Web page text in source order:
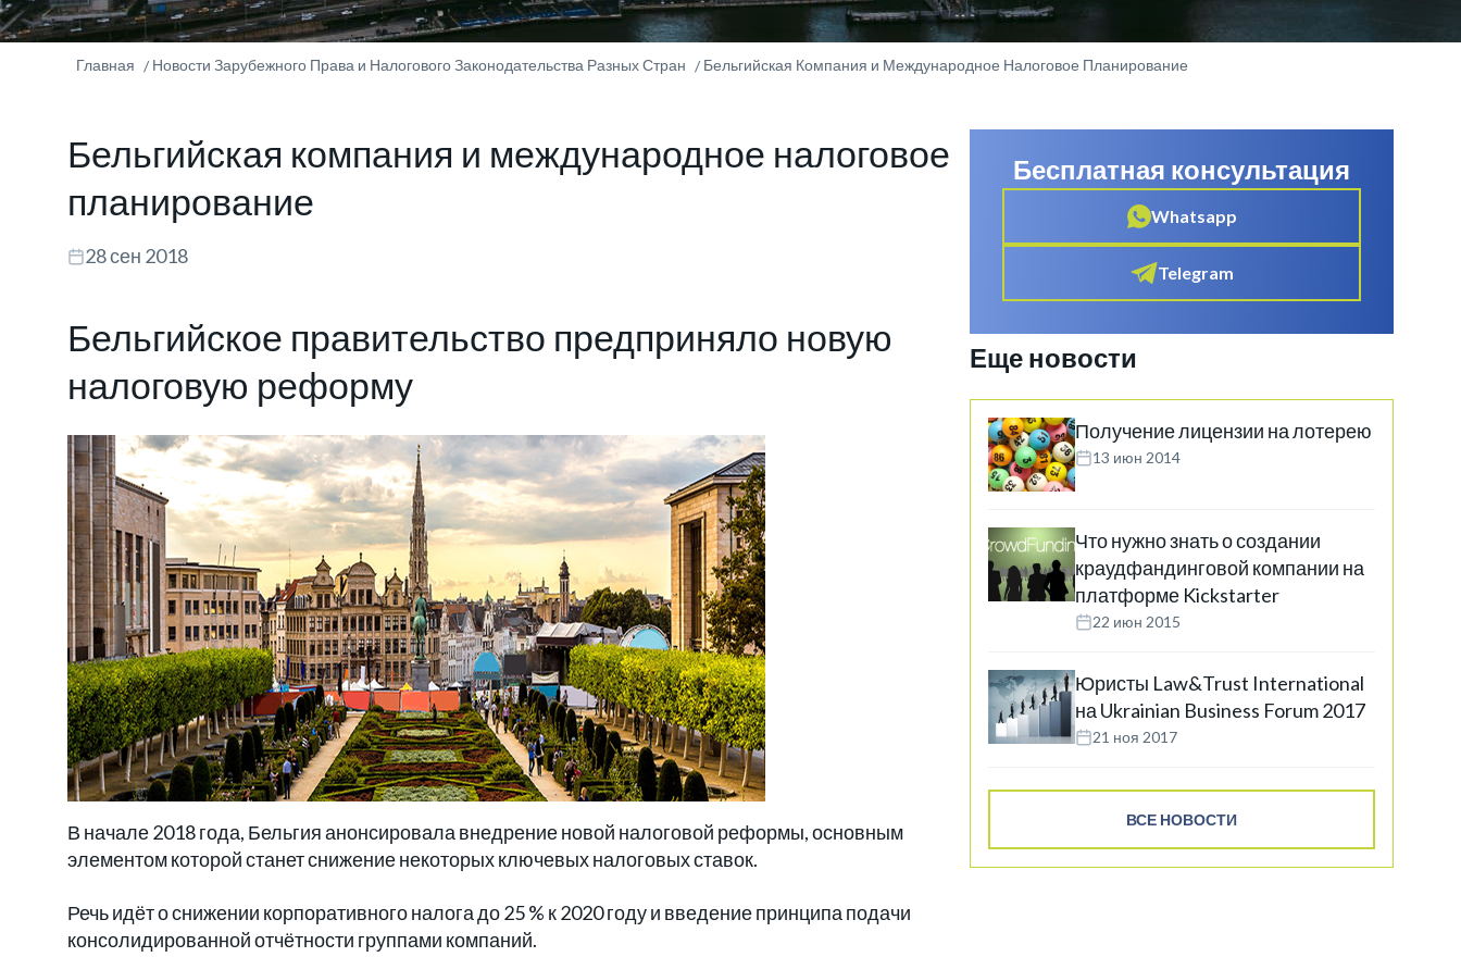
Главная Новости Зарубежного Права и Налогового Законодательства Разных Стран Бельгийская Компания и Международное Налоговое Планирование
Бельгийская компания и международное налоговое
планирование
28 сен 2018
Бельгийское правительство предприняло новую
налоговую реформу
В начале 2018 года, Бельгия анонсировала внедрение новой налоговой реформы, основным
элементом которой станет снижение некоторых ключевых налоговых ставок.
Речь идёт о снижении корпоративного налога до 25 % к 2020 году и введение принципа подачи
консолидированной отчётности группами компаний.
Бесплатная консультация
Whatsapp
Telegram
Еще новости
Получение лицензии на лотерею
13 июн 2014
Что нужно знать о создании
краудфандинговой компании на
платформе Kickstarter
22 июн 2015
Юристы Law&Trust International
на Ukrainian Business Forum 2017
21 ноя 2017
ВСЕ НОВОСТИ